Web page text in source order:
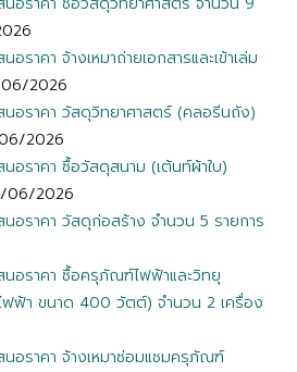
อราคา จ้างเหมาถ่ายเอกสารและเข้าเล่ม
2026
นอราคา วัสดุวิทยาศาสตร์ (คลอรีนถัง)
2026
นอราคา ซื้อวัสดุสนาม (เต้นท์ผ้าใบ)
06/2026
นอราคา วัสดุก่อสร้าง จำนวน 5 รายการ
นอราคา ซื้อครุภัณฑ์ไฟฟ้าและวิทยุ
ฟฟ้า ขนาด 400 วัตต์) จำนวน 2 เครื่อง
นอราคา จ้างเหมาซ่อมแซมครุภัณฑ์